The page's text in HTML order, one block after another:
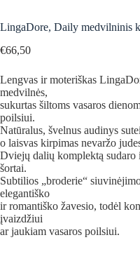
LingaDore, Daily medvilninis
€66,50
Lengvas ir moteriškas
medvilnės,
sukurtas šiltoms vasaros
poilsiui.
Natūralus, švelnus audinys
o laisvas kirpimas nevaržo
Dviejų dalių komplektą
šortai.
Subtilios „broderie“
elegantiško
ir romantiško žavesio, todėl
įvaizdžiui
ar jaukiam vasaros poilsiui.